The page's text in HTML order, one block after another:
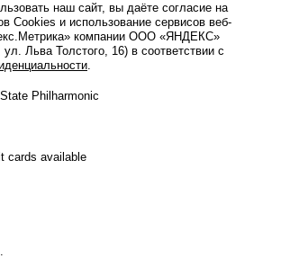
наш сайт, вы даёте согласие на
Cookies и использование сервисов веб-
компании ООО «ЯНДЕКС»
Льва Толстого, 16) в соответствии с
.
Philharmonic
cards available